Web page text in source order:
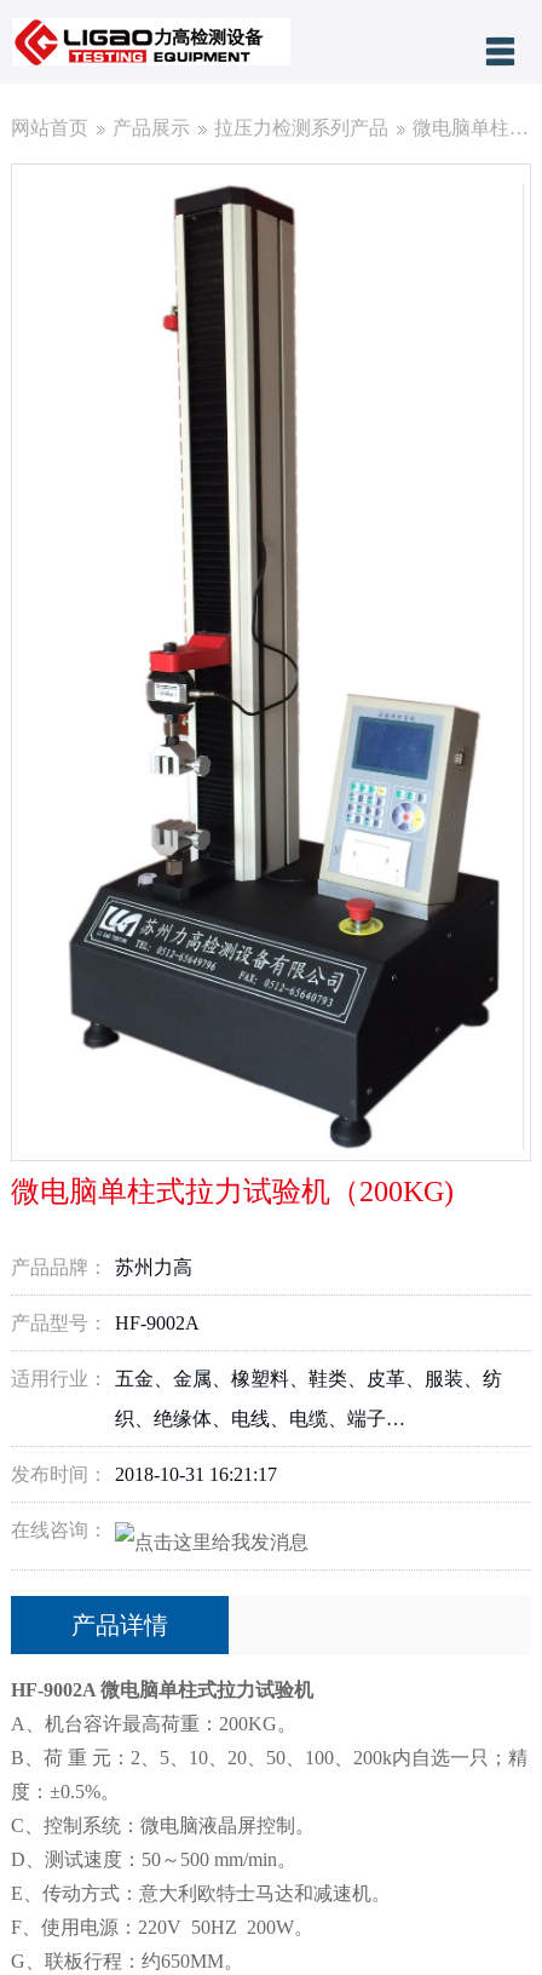
网站首页
网站首页 产品展示 拉压力检测系列产品 微电脑单柱式拉力试验机（200KG)
微电脑单柱式拉力试验机（200KG)
产品品牌： 苏州力高
产品型号： HF-9002A
适用行业：
五金、金属、橡塑料、鞋类、皮革、服装、纺
织、绝缘体、电线、电缆、端子…
发布时间： 2018-10-31 16:21:17
在线咨询：
产品详情
HF-9002A 微电脑单柱式拉力试验机
A、机台容许最高荷重：200KG。
B、荷 重 元：2、5、10、20、50、100、200k内自选一只；精
度：±0.5%。
C、控制系统：微电脑液晶屏控制。
D、测试速度：50～500 mm/min。
E、传动方式：意大利欧特士马达和减速机。
F、使用电源：220V 50HZ 200W。
G、联板行程：约650MM。